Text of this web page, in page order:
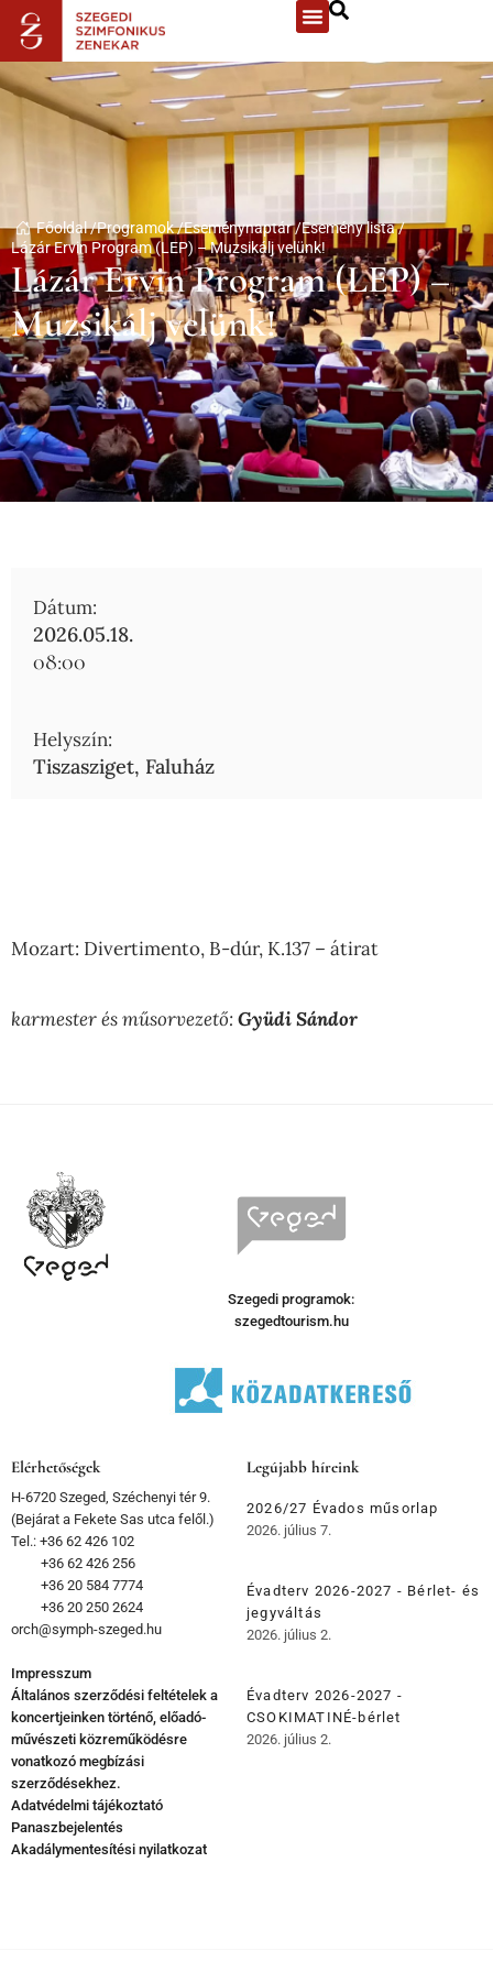
Főoldal /Programok /Eseménynaptár /Esemény lista /
Lázár Ervin Program (LEP) – Muzsikálj velünk!
Lázár Ervin Program (LEP) –
Muzsikálj velünk!
Dátum:
2026.05.18.
08:00
Helyszín:
Tiszasziget, Faluház
Mozart: Divertimento, B-dúr, K.137 – átirat
karmester és műsorvezető:Gyüdi Sándor
Szegedi programok:
szegedtourism.hu
Elérhetőségek
H-6720 Szeged, Széchenyi tér 9.
(Bejárat a Fekete Sas utca felől.)
Tel.: +36 62 426 102
+36 62 426 256
+36 20 584 7774
+36 20 250 2624
orch@symph-szeged.hu
Impresszum
Általános szerződési feltételek a
koncertjeinken történő, előadó-
művészeti közreműködésre
vonatkozó megbízási
szerződésekhez.
Adatvédelmi tájékoztató
Panaszbejelentés
Akadálymentesítési nyilatkozat
Legújabb híreink
2026/27 Évados műsorlap
2026. július 7.
Évadterv 2026-2027 - Bérlet- és
jegyváltás
2026. július 2.
Évadterv 2026-2027 -
CSOKIMATINÉ-bérlet
2026. július 2.